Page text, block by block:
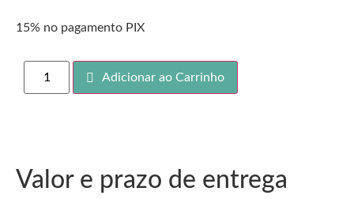
15% no pagamento PIX
Adicionar ao Carrinho
Valor e prazo de entrega